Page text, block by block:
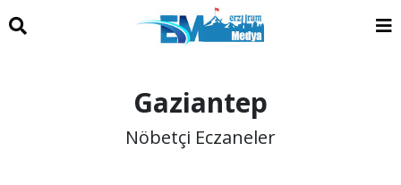
Gaziantep
Nöbetçi Eczaneler